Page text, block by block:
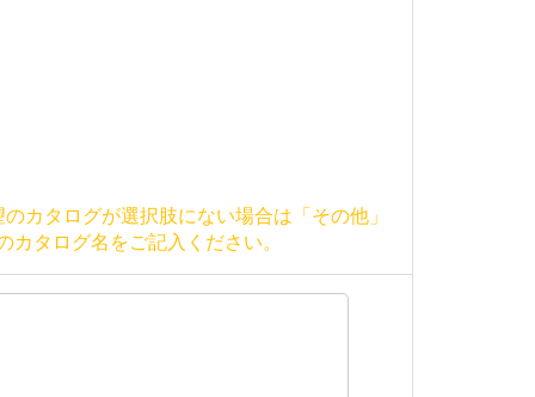
カタログが選択肢にない場合は「その他」
タログ名をご記入ください。